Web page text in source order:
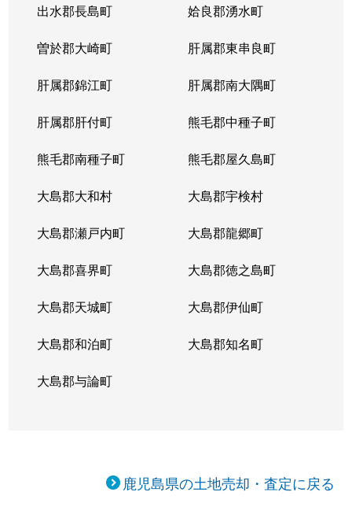
出水郡長島町 姶良郡湧水町
曽於郡大崎町 肝属郡東串良町
肝属郡錦江町 肝属郡南大隅町
肝属郡肝付町 熊毛郡中種子町
熊毛郡南種子町 熊毛郡屋久島町
大島郡大和村 大島郡宇検村
大島郡瀬戸内町 大島郡龍郷町
大島郡喜界町 大島郡徳之島町
大島郡天城町 大島郡伊仙町
大島郡和泊町 大島郡知名町
大島郡与論町
鹿児島県の土地売却・査定に戻る